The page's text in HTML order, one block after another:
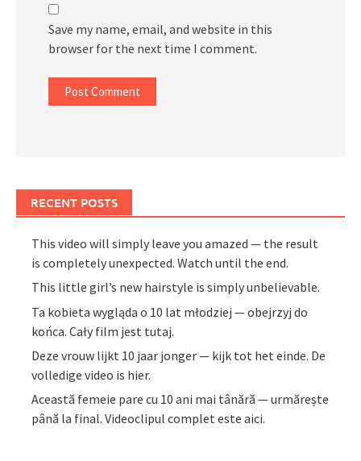
Save my name, email, and website in this
browser for the next time I comment.
RECENT POSTS
This video will simply leave you amazed — the result
is completely unexpected. Watch until the end.
This little girl’s new hairstyle is simply unbelievable.
Ta kobieta wygląda o 10 lat młodziej — obejrzyj do
końca. Cały film jest tutaj.
Deze vrouw lijkt 10 jaar jonger — kijk tot het einde. De
volledige video is hier.
Această femeie pare cu 10 ani mai tânără — urmărește
până la final. Videoclipul complet este aici.